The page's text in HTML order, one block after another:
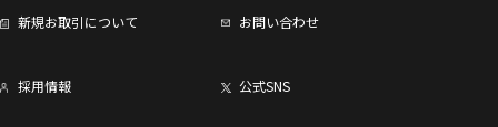
新規お取引について お問い合わせ
採用情報 公式SNS